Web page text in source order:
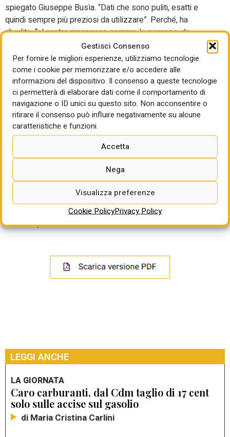
Gestisci Consenso
Per fornire le migliori esperienze, utilizziamo tecnologie
come i cookie per memorizzare e/o accedere alle
informazioni del dispositivo. Il consenso a queste tecnologie
ci permetterà di elaborare dati come il comportamento di
navigazione o ID unici su questo sito. Non acconsentire o
ritirare il consenso può influire negativamente su alcune
caratteristiche e funzioni.
Accetta
Nega
Visualizza preferenze
Cookie PolicyPrivacy Policy
spiegato Giuseppe Busìa. “Dati che sono puliti, esatti e
quindi sempre più preziosi da utilizzare”. Perché, ha
ribadito, “al centro rimangono sempre le persone, da
tutelare. Ma gli algoritmi vanno avanti e questa è anzitutto
una sfida culturale”.
Da qui, ulteriori sette lezioni finali. “Occorre parlare al
plurale di intelligenze artificiali, perché ci sono tanti
algoritmi”, ha spiegato. Due: Servono dati esatti da fornire.
Tre: la sperimentazione non finisce mai. Quattro: “Non
bisogna delegare a fornitori esterni, occorre istruire le
amministrazioni” nell’uso di queste tecnologie e del
digitale. Poi, c’è il tasto valoriale da preservare, ed è per
Busìa un “problema tecnico e politico”. Che, magari, verrà
affrontato in Europa visto che “ora siamo nella fase
ascendente delle direttive comunitarie. Dobbiamo guardare
all’Ue.” Il tutto, però, mantenendo la collaborazione: “è il
vero fil rouge per governare la digitalizzazione”. Altre vie,
insomma, non sembrano esserci.
LEGGI ANCHE
LA GIORNATA
Caro carburanti, dal Cdm taglio di 17 cent
solo sulle accise sul gasolio
di Maria Cristina Carlini